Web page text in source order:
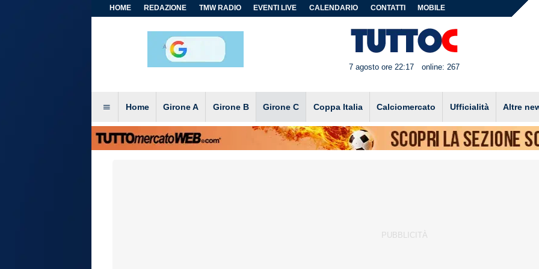
HOME REDAZIONE TMW RADIO EVENTI LIVE CALENDARIO CONTATTI MOBILE
7 agosto ore 22:17 online: 267
Home Girone A Girone B Girone C Coppa Italia Calciomercato Ufficialità Altre